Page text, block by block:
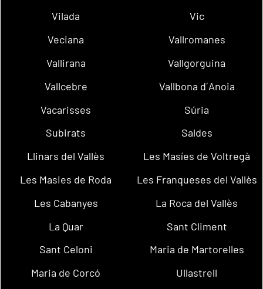
Vilada
Vic
Veciana
Vallromanes
Vallirana
Vallgorguina
Vallcebre
Vallbona d´Anoia
Vacarisses
Súria
Subirats
Saldes
Llinars del Vallès
Les Masíes de Voltregà
Les Masies de Roda
Les Franqueses del Vallès
Les Cabanyes
La Roca del Vallès
La Quar
Sant Climent
Sant Celoni
Maria de Martorelles
Maria de Corcó
Ullastrell